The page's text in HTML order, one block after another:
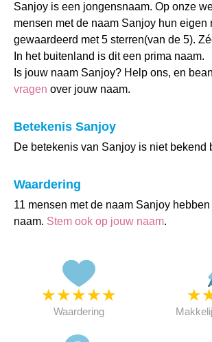
Sanjoy is een jongensnaam. Op onze
mensen met de naam Sanjoy hun eigen
gewaardeerd met 5 sterren(van de 5).
In het buitenland is dit een prima naam.
Is jouw naam Sanjoy? Help ons, en
vragen over jouw naam.
Betekenis Sanjoy
De betekenis van Sanjoy is niet bekend
Waardering
11 mensen met de naam Sanjoy
naam. Stem ook op jouw naam.
★★★★★
Waardering
★